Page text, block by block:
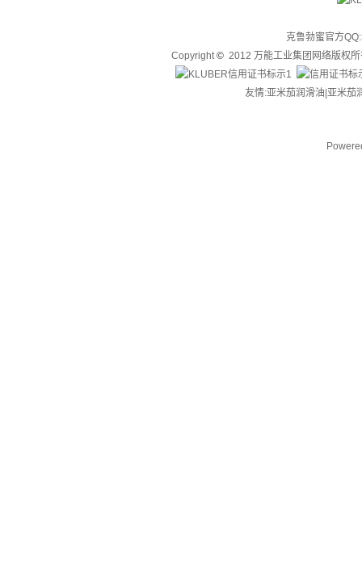
克鲁勃蜜官方
Copyright© 2012 万能工业集团网络版权
友情:亚米茄润滑油| 亚米茄